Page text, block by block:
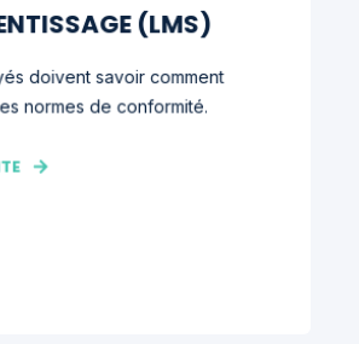
(LMS)
doivent savoir comment
normes de conformité.